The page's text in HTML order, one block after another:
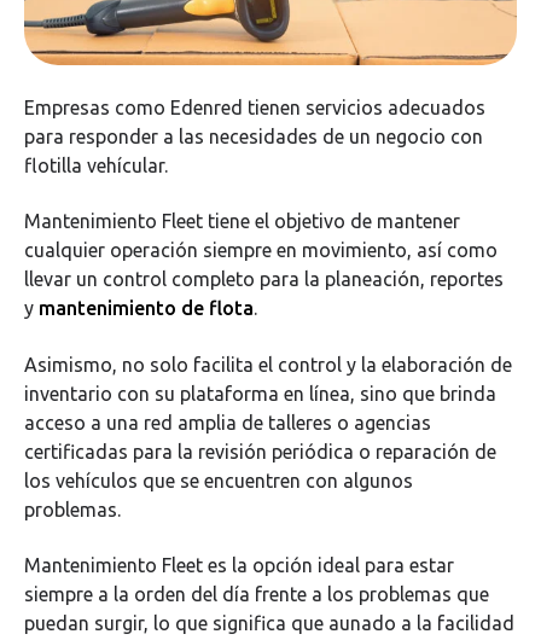
Empresas como Edenred tienen servicios adecuados
para responder a las necesidades de un negocio con
flotilla vehícular.
Mantenimiento Fleet tiene el objetivo de mantener
cualquier operación siempre en movimiento, así como
llevar un control completo para la planeación, reportes
y mantenimiento de flota.
Asimismo, no solo facilita el control y la elaboración de
inventario con su plataforma en línea, sino que brinda
acceso a una red amplia de talleres o agencias
certificadas para la revisión periódica o reparación de
los vehículos que se encuentren con algunos
problemas.
Mantenimiento Fleet es la opción ideal para estar
siempre a la orden del día frente a los problemas que
puedan surgir, lo que significa que aunado a la facilidad